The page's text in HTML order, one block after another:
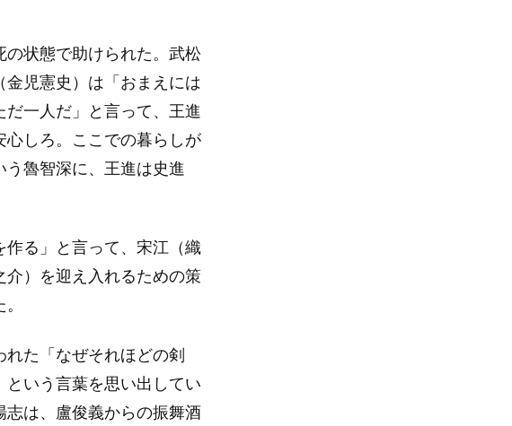
状態で助けられた。武松
児憲史）は「おまえには
一人だ」と言って、王進
心しろ。ここでの暮らしが
魯智深に、王進は史進
る」と言って、宋江（織
）を迎え入れるための策
た「なぜそれほどの剣
いう言葉を思い出してい
は、盧俊義からの振舞酒